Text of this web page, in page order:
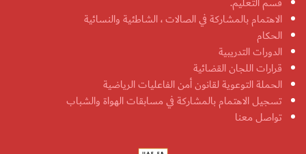
الاهتمام بالمشاركة في الصالات ، الشاطئية والنسائية
الحكام
الدورات التدريبية
قرارات اللجان القضائية
الحملة التوعوية لقانون أمن الفاعليات الرياضية
تسجيل الاهتمام بالمشاركة في مسابقات الهواة والشباب
تواصل معنا